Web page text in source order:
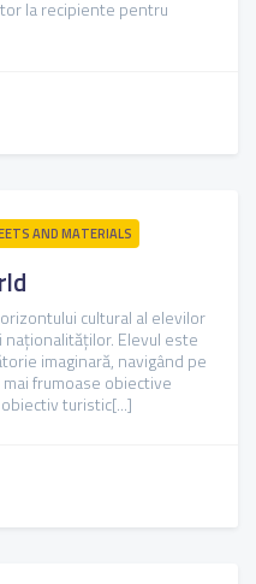
la recipiente pentru
AND MATERIALS
cultural al elevilor
Elevul este
imaginară, navigând pe
frumoase obiective
turistic[...]